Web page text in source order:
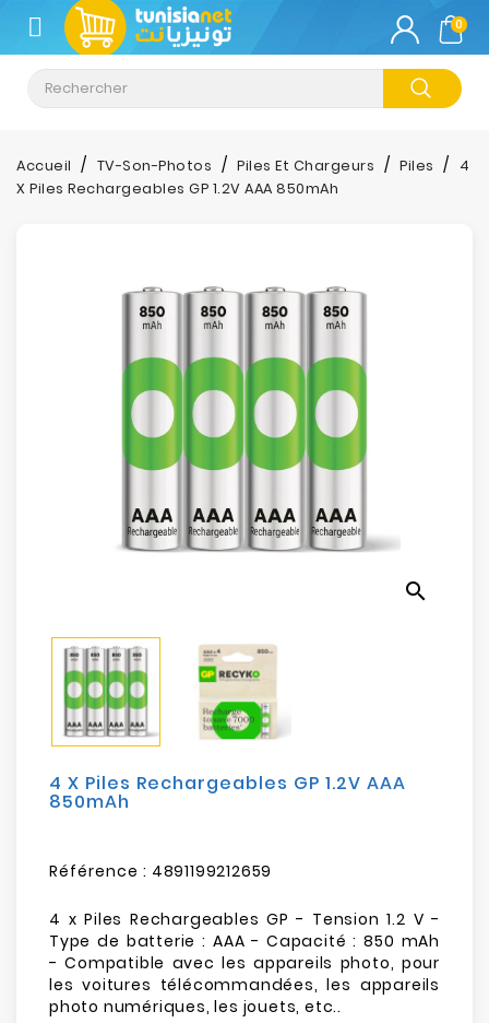
CATÉGORIE
Climatisation
Informatique
Electroménager
Sécurité
Mobilités
0
Accueil TV-Son-Photos Piles Et Chargeurs Piles
4
X Piles Rechargeables GP 1.2V AAA 850mAh
search
4 X Piles Rechargeables GP 1.2V AAA
850mAh
Référence : 4891199212659
4 x Piles Rechargeables GP - Tension 1.2 V -
Type de batterie : AAA - Capacité : 850 mAh
- Compatible avec les appareils photo, pour
les voitures télécommandées, les appareils
photo numériques, les jouets, etc..